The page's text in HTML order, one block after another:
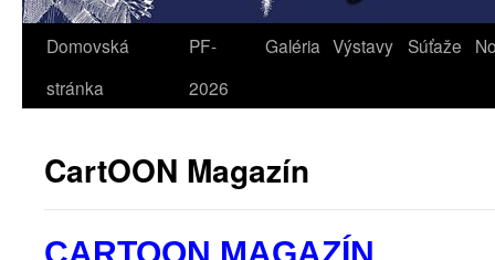
Domovská
stránka
PF-
2026
Galéria Výstavy Súťaže
CartOON Magazín